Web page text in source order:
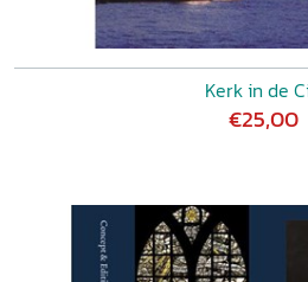
Kerk in de
€25,00